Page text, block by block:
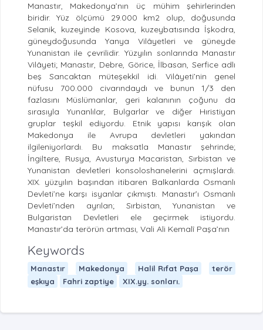
Manastır, Makedonya’nın üç mühim şehirlerinden
biridir. Yüz ölçümü 29.000 km2 olup, doğusunda
Selanik, kuzeyinde Kosova, kuzeybatısında İşkodra,
güneydoğusunda Yanya Vilâyetleri ve güneyde
Yunanistan ile çevrilidir. Yüzyılın sonlarında Manastır
Vilâyeti; Manastır, Debre, Görice, İlbasan, Serfice adlı
beş Sancaktan müteşekkil idi. Vilâyeti’nin genel
nüfusu 700.000 civarındaydı ve bunun 1/3 den
fazlasını Müslümanlar, geri kalanının çoğunu da
sırasıyla Yunanlılar, Bulgarlar ve diğer Hıristiyan
gruplar teşkil ediyordu. Etnik yapısı karışık olan
Makedonya ile Avrupa devletleri yakından
ilgileniyorlardı. Bu maksatla Manastır şehrinde;
İngiltere, Rusya, Avusturya Macaristan, Sırbistan ve
Yunanistan devletleri konsoloshanelerini açmışlardı.
XIX. yüzyılın başından itibaren Balkanlarda Osmanlı
Devleti’ne karşı isyanlar çıkmıştı. Manastır’ı Osmanlı
Devleti’nden ayrılan; Sırbistan, Yunanistan ve
Bulgaristan Devletleri ele geçirmek istiyordu.
Manastır’da terörün artması, Vali Ali Kemalî Paşa’nın
Keywords
Manastır Makedonya Halil Rıfat Paşa
terör
eşkıya
Fahri zaptiye XIX.yy. sonları.